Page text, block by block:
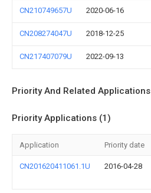
CN210749657U 2020-06-16
CN208274047U 2018-12-25
CN217407079U 2022-09-13
Priority And Related Applications
Priority Applications (1)
Application Priority date
CN201620411061.1U 2016-04-28